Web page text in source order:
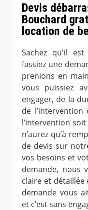
Devis
Bouchard
location de
Sachez qu’il
fassiez une
prenions en
vous puissiez
engager, de la
de
l’intervention
n’aurez qu’à
de devis sur
vos besoins et
demande, nous
claire et détaillée
demande vous
et c’est sans